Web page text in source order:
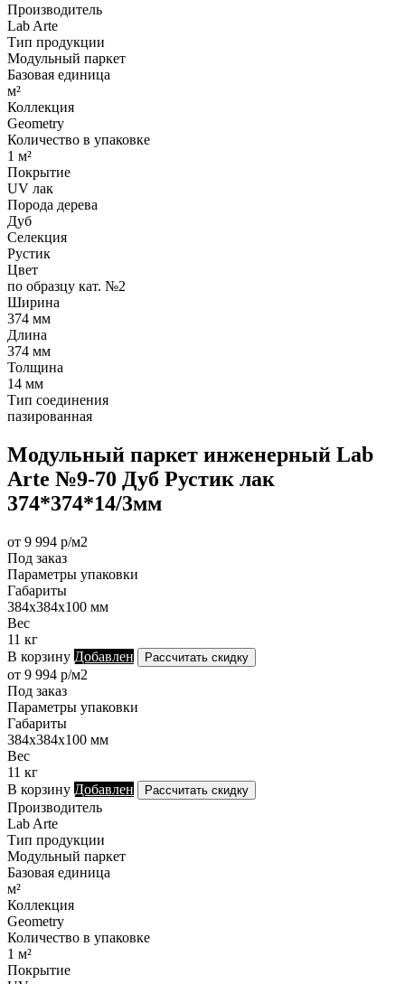
Производитель
Lab Arte
Тип продукции
Модульный паркет
Базовая единица
м²
Коллекция
Geometry
Количество в упаковке
1 м²
Покрытие
UV лак
Порода дерева
Дуб
Селекция
Рустик
Цвет
по образцу кат. №2
Ширина
374 мм
Длина
374 мм
Толщина
14 мм
Тип соединения
пазированная
Модульный паркет инженерный Lab
Arte №9-70 Дуб Рустик лак
374*374*14/3мм
от 9 994 р/м2
Под заказ
Параметры упаковки
Габариты
384х384х100 мм
Вес
11 кг
В корзину Добавлен Рассчитать скидку
от 9 994 р/м2
Под заказ
Параметры упаковки
Габариты
384х384х100 мм
Вес
11 кг
В корзину Добавлен Рассчитать скидку
Производитель
Lab Arte
Тип продукции
Модульный паркет
Базовая единица
м²
Коллекция
Geometry
Количество в упаковке
1 м²
Покрытие